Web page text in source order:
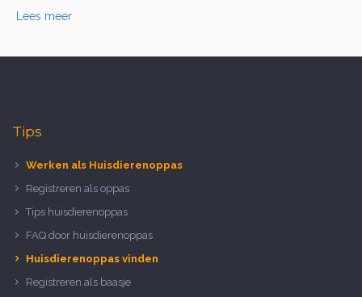
Lees meer
Tips
Werken als Huisdierenoppas
Registreren als oppas
Tips huisdierenoppas
FAQ door huisdierenoppas
Huisdierenoppas vinden
Registreren als baasje